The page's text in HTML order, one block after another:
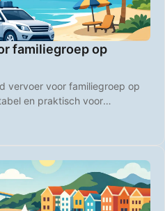
familiegroep op
vervoer voor familiegroep op
en praktisch voor